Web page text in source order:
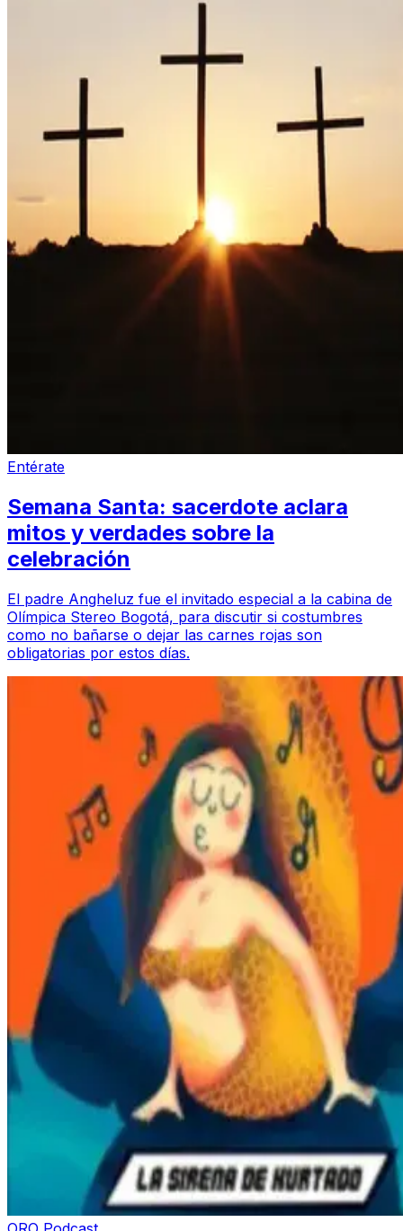
Entérate
Semana Santa: sacerdote aclara
mitos y verdades sobre la
celebración
El padre Angheluz fue el invitado especial a la cabina de
Olímpica Stereo Bogotá, para discutir si costumbres
como no bañarse o dejar las carnes rojas son
obligatorias por estos días.